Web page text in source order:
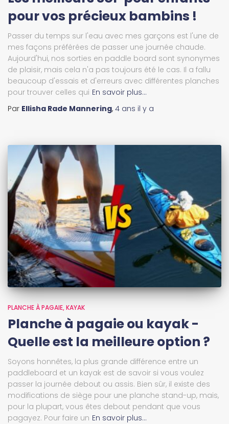
pour vos précieux bambins !
Passer du temps sur l'eau avec mes garçons est l'une de
mes façons préférées de passer une journée chaude.
Aujourd'hui, nos sorties en paddle board sont synonymes
de plaisir, mais cela n'a pas toujours été le cas. Il a fallu
beaucoup d'essais et d'erreurs avec différentes planches
pour trouver celles qui En savoir plus…
Par Ellisha Rade Mannering, 4 ans il y a
PLANCHE À PAGAIE KAYAK
Planche à pagaie ou kayak -
Quelle est la meilleure option ?
Soyons honnêtes, la plus grande différence entre un
paddleboard et un kayak est de savoir si vous voulez
passer la journée debout ou assis. Bien sûr, il existe des
modifications de siège pour une planche stand-up, mais,
pour la plupart, vous êtes debout pendant que vous
pagayez. Pour faire un En savoir plus…